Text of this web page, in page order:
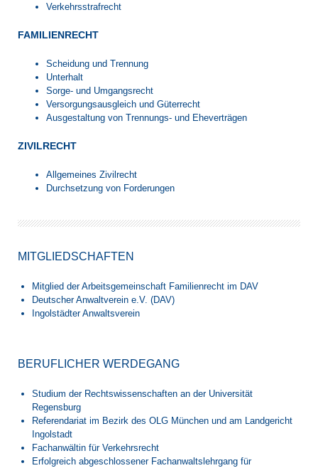
Verkehrsstrafrecht
FAMILIENRECHT
Scheidung und Trennung
Unterhalt
Sorge- und Umgangsrecht
Versorgungsausgleich und Güterrecht
Ausgestaltung von Trennungs- und Eheverträgen
ZIVILRECHT
Allgemeines Zivilrecht
Durchsetzung von Forderungen
MITGLIEDSCHAFTEN
Mitglied der Arbeitsgemeinschaft Familienrecht im DAV
Deutscher Anwaltverein e.V. (DAV)
Ingolstädter Anwaltsverein
BERUFLICHER WERDEGANG
Studium der Rechtswissenschaften an der Universität
Regensburg
Referendariat im Bezirk des OLG München und am Landgericht
Ingolstadt
Fachanwältin für Verkehrsrecht
Erfolgreich abgeschlossener Fachanwaltslehrgang für